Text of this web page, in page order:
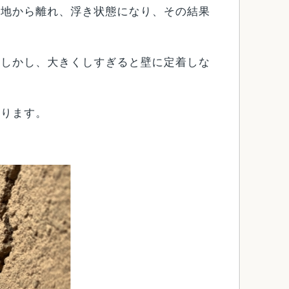
から離れ、浮き状態になり、その結果
かし、大きくしすぎると壁に定着しな
ます。